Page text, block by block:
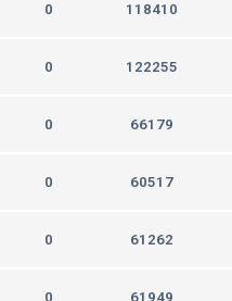
0 118410
0 122255
0 66179
0 60517
0 61262
0 61949